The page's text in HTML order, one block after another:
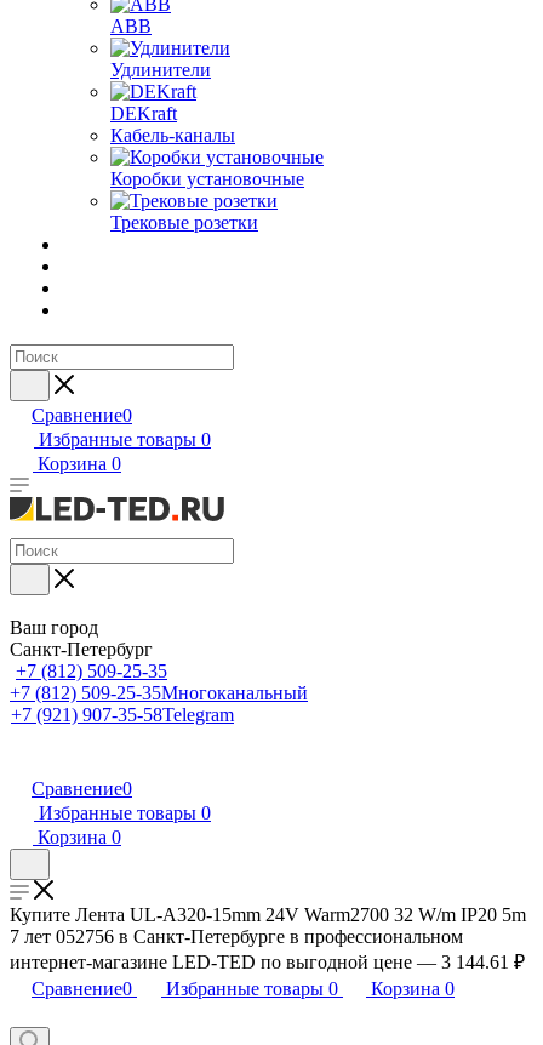
ABB
Удлинители
DEKraft
Кабель-каналы
Коробки установочные
Трековые розетки
Сравнение0
Избранные товары 0
Корзина 0
Ваш город
Санкт-Петербург
+7 (812) 509-25-35
+7 (812) 509-25-35Многоканальный
+7 (921) 907-35-58Telegram
Сравнение0
Избранные товары 0
Корзина 0
Купите Лента UL-A320-15mm 24V Warm2700 32 W/m IP20 5m
7 лет 052756 в Санкт-Петербурге в профессиональном
интернет-магазине LED-TED по выгодной цене — 3 144.61 ₽
Сравнение0 Избранные товары 0 Корзина 0